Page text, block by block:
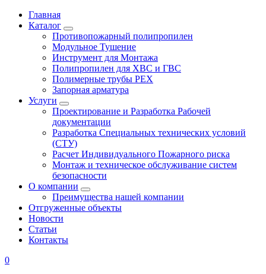
Главная
Каталог
Противопожарный полипропилен
Модульное Тушение
Инструмент для Монтажа
Полипропилен для ХВС и ГВС
Полимерные трубы PEX
Запорная арматура
Услуги
Проектирование и Разработка Рабочей
документации
Разработка Специальных технических условий
(СТУ)
Расчет Индивидуального Пожарного риска
Монтаж и техническое обслуживание систем
безопасности
О компании
Преимущества нашей компании
Отгруженные объекты
Новости
Статьи
Контакты
0